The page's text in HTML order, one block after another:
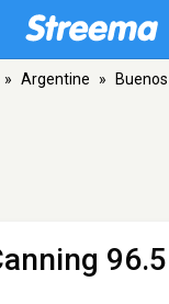
» Argentine »
96.5